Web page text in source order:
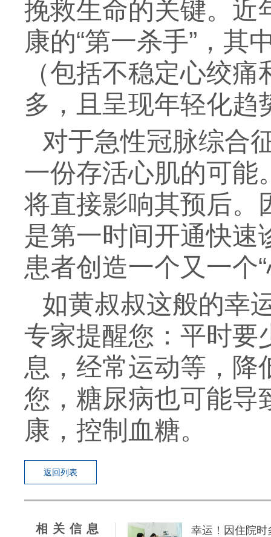
挽救生命的关键。近
康的“第一杀手”，其
（包括不稳定心绞
多，且呈现年轻化趋
对于急性冠脉综合
一份存活心肌的可能
将直接影响其预后。
是第一时间开通快速
患者创造一个又一个
如黄叔叔这般的幸
专家提醒您：平时要
息，经常运动等，降
您，糖尿病也可能导
康，控制血糖。
返回列表
相关信息 幸运！因住院